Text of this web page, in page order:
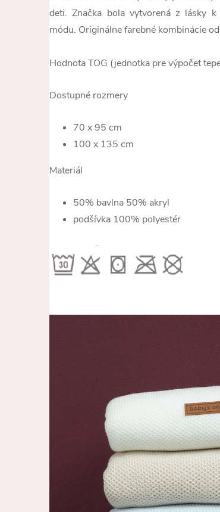
deti. Značka bola vytvorená z lásky
módu. Originálne farebné kombinácie
Hodnota TOG (jednotka pre výpočet
Dostupné rozmery
70 x 95 cm
100 x 135 cm
Materiál
50% bavlna 50% akryl
podšívka 100% polyestér